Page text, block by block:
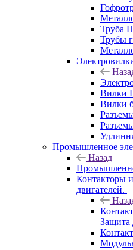
Труба
Трубы
Вилки
Вилки
Промышленное
Назад
Контакторы
двигателей.
Защита